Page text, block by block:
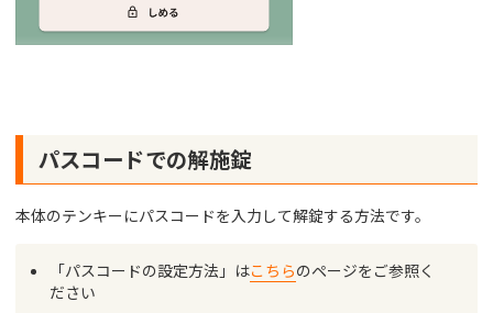
パスコードでの解施錠
本体のテンキーにパスコードを入力して解錠する方法です。
「パスコードの設定方法」はこちらのページをご参照く
ださい